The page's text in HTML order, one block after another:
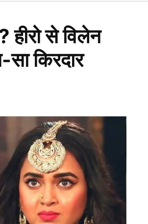
Open
हीरो से विलेन
किरदार